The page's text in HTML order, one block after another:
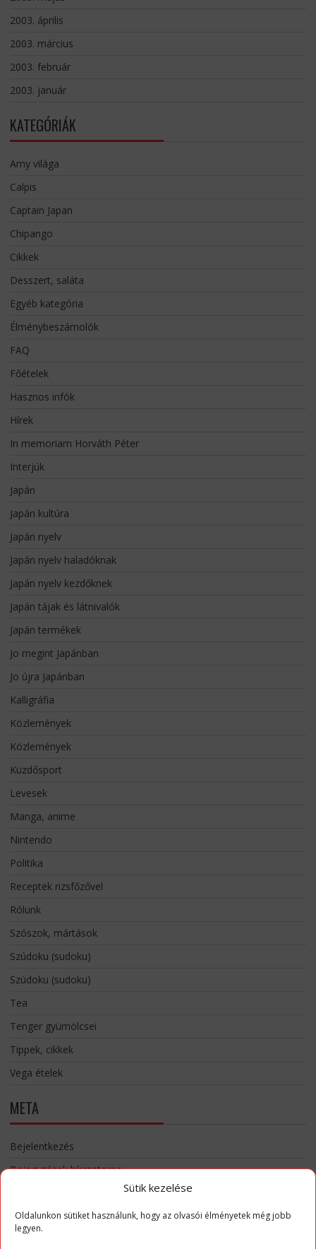
Sütik kezelése
Oldalunkon sütiket használunk, hogy az olvasói élményetek még jobb
legyen.
2003. április
2003. március
2003. február
2003. január
KATEGÓRIÁK
Amy világa
Calpis
Captain Japan
Chipango
Cikkek
Desszert, saláta
Egyéb kategória
Élménybeszámolók
FAQ
Főételek
Hasznos infók
Hírek
In memoriam Horváth Péter
Interjúk
Japán
Japán kultúra
Japán nyelv
Japán nyelv haladóknak
Japán nyelv kezdőknek
Japán tájak és látnivalók
Japán termékek
Jo megint Japánban
Jo újra Japánban
Kalligráfia
Közlemények
Közlemények
Küzdősport
Levesek
Manga, anime
Nintendo
Politika
Receptek rizsfőzővel
Rólunk
Szószok, mártások
Szúdoku (sudoku)
Szúdoku (sudoku)
Tea
Tenger gyümölcsei
Tippek, cikkek
Vega ételek
META
Bejelentkezés
Bejegyzések hírcsatorna
Hozzászólások hírcsatorna
WordPress Magyarország